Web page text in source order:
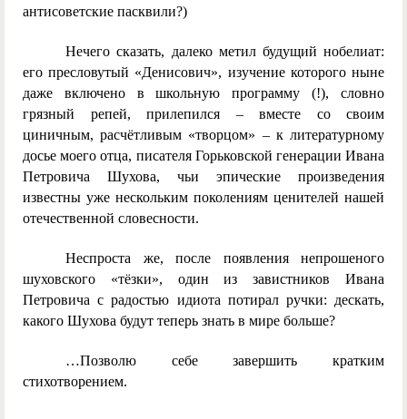
антисоветские пасквили?)
Нечего сказать, далеко метил будущий нобелиат:
его пресловутый «Денисович», изучение которого ныне
даже включено в школьную программу (!), словно
грязный репей, прилепился – вместе со своим
циничным, расчётливым «творцом» – к литературному
досье моего отца, писателя Горьковской генерации Ивана
Петровича Шухова, чьи эпические произведения
известны уже нескольким поколениям ценителей нашей
отечественной словесности.
Неспроста же, после появления непрошеного
шуховского «тёзки», один из завистников Ивана
Петровича с радостью идиота потирал ручки: дескать,
какого Шухова будут теперь знать в мире больше?
…Позволю себе завершить кратким
стихотворением.